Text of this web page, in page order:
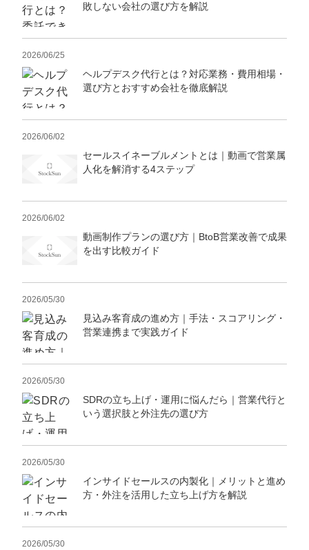
敗しない会社の選び方を解説
2026/06/25
ヘルプデスク代行とは？対応業務・費用相場・
選び方とおすすめ会社を徹底解説
2026/06/02
セールスイネーブルメントとは｜動画で営業属
人化を解消する4ステップ
2026/06/02
動画制作プランの選び方｜BtoB営業改善で成果
を出す比較ガイド
2026/05/30
見込み客育成の進め方｜手法・スコアリング・
営業連携まで実践ガイド
2026/05/30
SDRの立ち上げ・運用に悩んだら｜営業代行と
いう選択肢と外注先の選び方
2026/05/30
インサイドセールスの内製化｜メリットと進め
方・外注を活用した立ち上げ方を解説
2026/05/30